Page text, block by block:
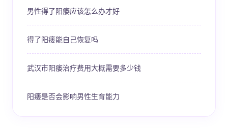
男性得了阳痿应该怎么办才好
得了阳痿能自己恢复吗
武汉市阳痿治疗费用大概需要多少钱
阳痿是否会影响男性生育能力